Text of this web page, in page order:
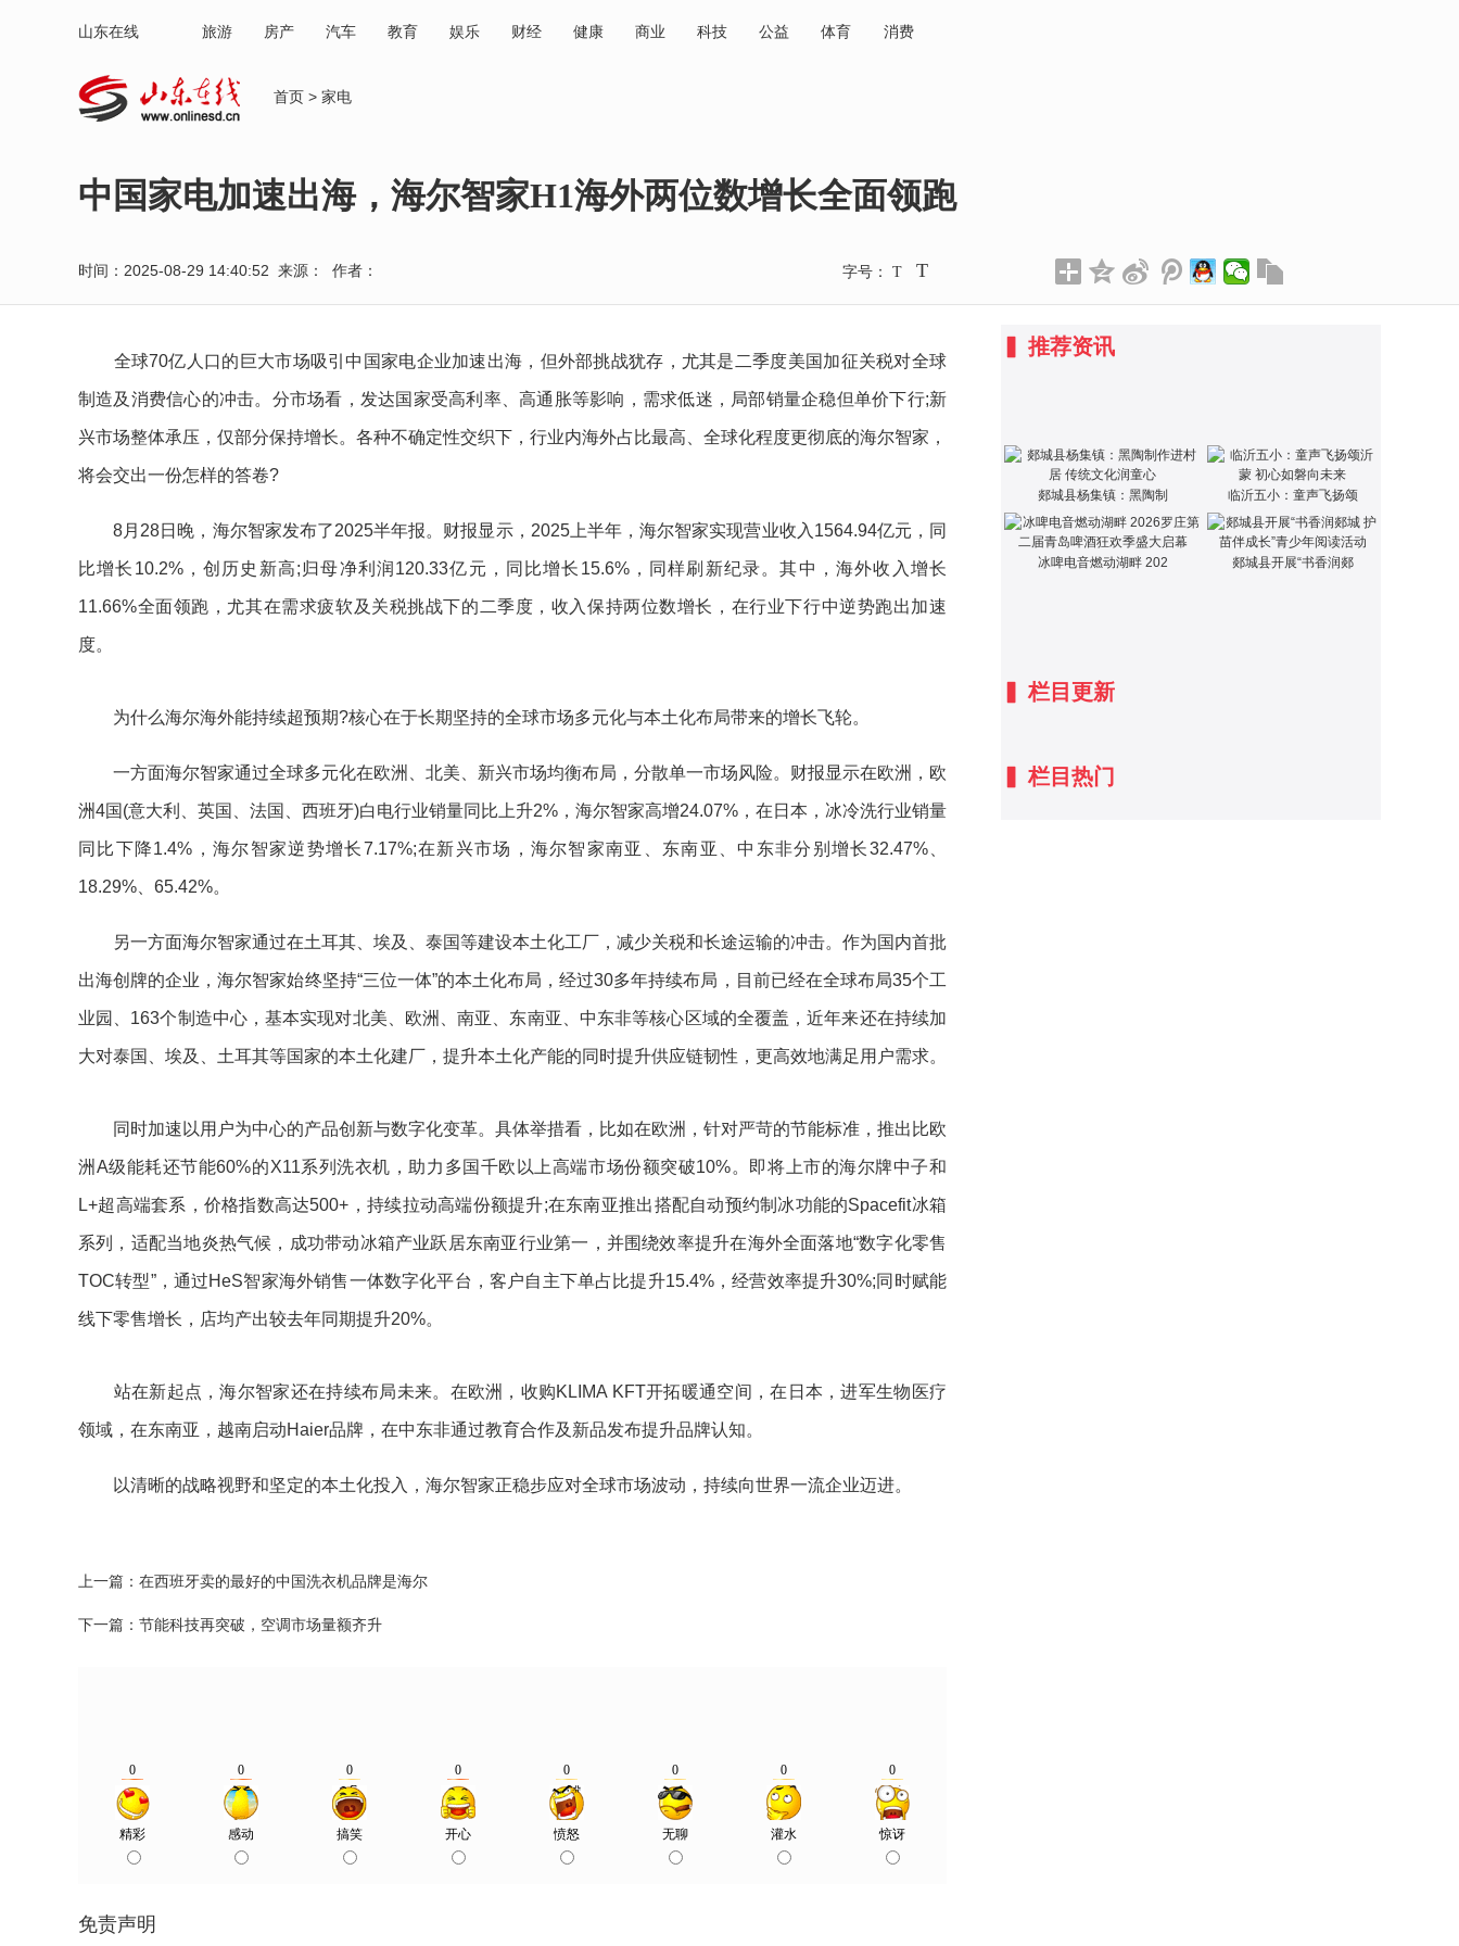
山东在线 旅游 房产 汽车 教育 娱乐 财经 健康 商业 科技 公益 体育 消费
首页 > 家电
中国家电加速出海，海尔智家H1海外两位数增长全面领跑
时间：2025-08-29 14:40:52 来源： 作者： 字号： T T
全球70亿人口的巨大市场吸引中国家电企业加速出海，但外部挑战犹存，尤其是二季度美国加征关税对全球
制造及消费信心的冲击。分市场看，发达国家受高利率、高通胀等影响，需求低迷，局部销量企稳但单价下行;新
兴市场整体承压，仅部分保持增长。各种不确定性交织下，行业内海外占比最高、全球化程度更彻底的海尔智家，
将会交出一份怎样的答卷?
8月28日晚，海尔智家发布了2025半年报。财报显示，2025上半年，海尔智家实现营业收入1564.94亿元，同
比增长10.2%，创历史新高;归母净利润120.33亿元，同比增长15.6%，同样刷新纪录。其中，海外收入增长
11.66%全面领跑，尤其在需求疲软及关税挑战下的二季度，收入保持两位数增长，在行业下行中逆势跑出加速
度。
为什么海尔海外能持续超预期?核心在于长期坚持的全球市场多元化与本土化布局带来的增长飞轮。
一方面海尔智家通过全球多元化在欧洲、北美、新兴市场均衡布局，分散单一市场风险。财报显示在欧洲，欧
洲4国(意大利、英国、法国、西班牙)白电行业销量同比上升2%，海尔智家高增24.07%，在日本，冰冷洗行业销量
同比下降1.4%，海尔智家逆势增长7.17%;在新兴市场，海尔智家南亚、东南亚、中东非分别增长32.47%、
18.29%、65.42%。
另一方面海尔智家通过在土耳其、埃及、泰国等建设本土化工厂，减少关税和长途运输的冲击。作为国内首批
出海创牌的企业，海尔智家始终坚持“三位一体”的本土化布局，经过30多年持续布局，目前已经在全球布局35个工
业园、163个制造中心，基本实现对北美、欧洲、南亚、东南亚、中东非等核心区域的全覆盖，近年来还在持续加
大对泰国、埃及、土耳其等国家的本土化建厂，提升本土化产能的同时提升供应链韧性，更高效地满足用户需求。
同时加速以用户为中心的产品创新与数字化变革。具体举措看，比如在欧洲，针对严苛的节能标准，推出比欧
洲A级能耗还节能60%的X11系列洗衣机，助力多国千欧以上高端市场份额突破10%。即将上市的海尔牌中子和
L+超高端套系，价格指数高达500+，持续拉动高端份额提升;在东南亚推出搭配自动预约制冰功能的Spacefit冰箱
系列，适配当地炎热气候，成功带动冰箱产业跃居东南亚行业第一，并围绕效率提升在海外全面落地“数字化零售
TOC转型”，通过HeS智家海外销售一体数字化平台，客户自主下单占比提升15.4%，经营效率提升30%;同时赋能
线下零售增长，店均产出较去年同期提升20%。
站在新起点，海尔智家还在持续布局未来。在欧洲，收购KLIMA KFT开拓暖通空间，在日本，进军生物医疗
领域，在东南亚，越南启动Haier品牌，在中东非通过教育合作及新品发布提升品牌认知。
以清晰的战略视野和坚定的本土化投入，海尔智家正稳步应对全球市场波动，持续向世界一流企业迈进。
上一篇： 在西班牙卖的最好的中国洗衣机品牌是海尔
下一篇： 节能科技再突破，空调市场量额齐升
免责声明
推荐资讯
郯城县杨集镇：黑陶制 临沂五小：童声飞扬颂
冰啤电音燃动湖畔 202 郯城县开展“书香润郯
▍栏目更新
▍栏目热门